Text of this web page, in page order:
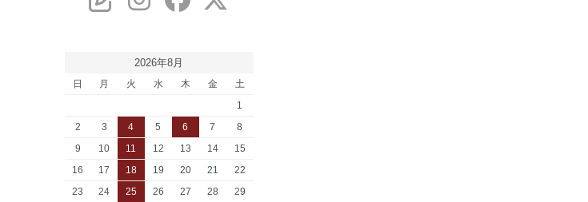
2026年8月
日 月 火 水 木 金
土
1
2
3 4 5 6 7
8
9
10 11 12 13 14
15
16
17 18 19 20 21
22
23
24 25 26 27 28
29